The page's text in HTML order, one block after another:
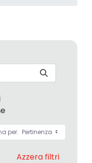
per: Pertinenza
Azzera filtri